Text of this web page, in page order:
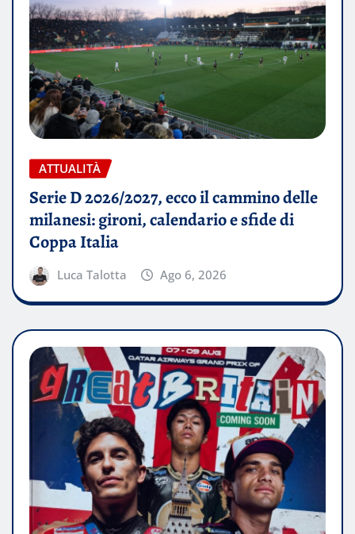
ATTUALITÀ
Serie D 2026/2027, ecco il cammino delle
milanesi: gironi, calendario e sfide di
Coppa Italia
Luca Talotta Ago 6, 2026